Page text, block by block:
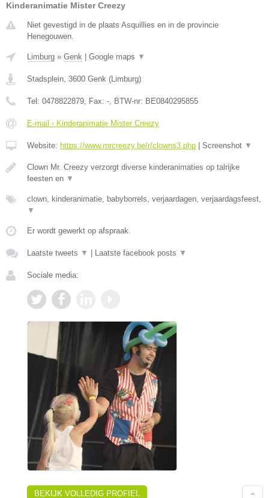
Kinderanimatie Mister Creezy
Niet gevestigd in de plaats Asquillies en in de provincie
Henegouwen.
Limburg » Genk Google maps ▼
Stadsplein, 3600 Genk (Limburg)
Tel: 0478822879, Fax: -, BTW-nr: BE0840295855
E-mail › Kinderanimatie Mister Creezy
Website: https://www.mrcreezy.be/r/clowns3.php Screenshot ▼
Clown Mr. Creezy verzorgt diverse kinderanimaties op talrijke
feesten en ▼
clown, kinderanimatie, babyborrels, verjaardagen, verjaardagsfeest,
▼
Er wordt gewerkt op afspraak.
Laatste tweets ▼ Laatste facebook posts ▼
Sociale media:
BEKIJK VOLLEDIG PROFIEL